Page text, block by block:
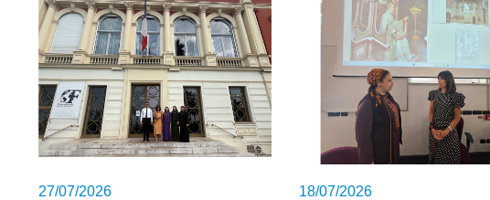
27/07/2026 18/07/2026